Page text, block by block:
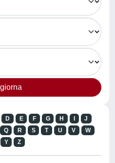
D E F G H
J
Q R S T U V
W
Y Z